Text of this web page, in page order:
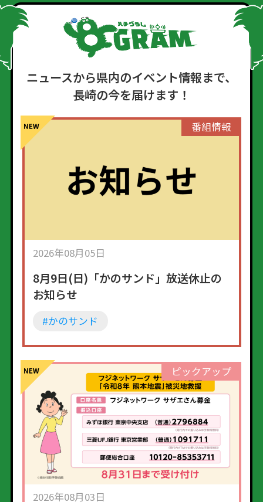
ニュースから県内のイベント情報まで、
長崎の今を届けます！
2026年08月05日
8月9日(日)「かのサンド」放送休止の
お知らせ
#かのサンド
番組情報
2026年08月03日
ピックアップ